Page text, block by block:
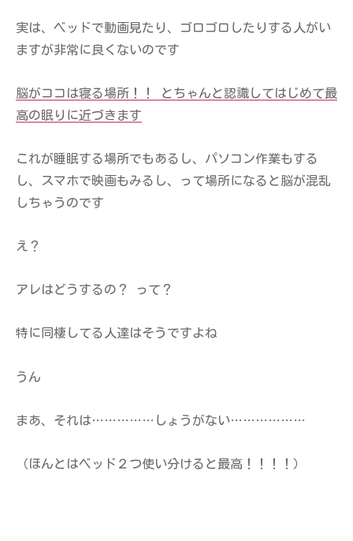
実は、ベッドで動画見たり、ゴロゴロしたりする人がい
ますが非常に良くないのです
脳がココは寝る場所！！ とちゃんと認識してはじめて最
高の眠りに近づきます
これが睡眠する場所でもあるし、パソコン作業もする
し、スマホで映画もみるし、って場所になると脳が混乱
しちゃうのです
え？
アレはどうするの？ って？
特に同棲してる人達はそうですよね
うん
まあ、それは……………しょうがない………………
（ほんとはベッド２つ使い分けると最高！！！！）